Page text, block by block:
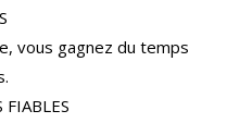
vous gagnez du temps
FIABLES